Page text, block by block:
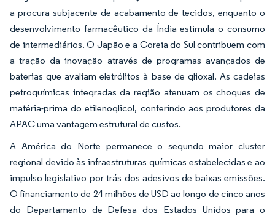
a procura subjacente de acabamento de tecidos, enquanto o
desenvolvimento farmacêutico da Índia estimula o consumo
de intermediários. O Japão e a Coreia do Sul contribuem com
a tração da inovação através de programas avançados de
baterias que avaliam eletrólitos à base de glioxal. As cadeias
petroquímicas integradas da região atenuam os choques de
matéria-prima do etilenoglicol, conferindo aos produtores da
APAC uma vantagem estrutural de custos.
A América do Norte permanece o segundo maior cluster
regional devido às infraestruturas químicas estabelecidas e ao
impulso legislativo por trás dos adesivos de baixas emissões.
O financiamento de 24 milhões de USD ao longo de cinco anos
do Departamento de Defesa dos Estados Unidos para o